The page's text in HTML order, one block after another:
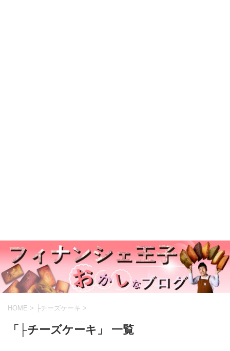
HOME > ├チーズケーキ >
「├チーズケーキ」 一覧